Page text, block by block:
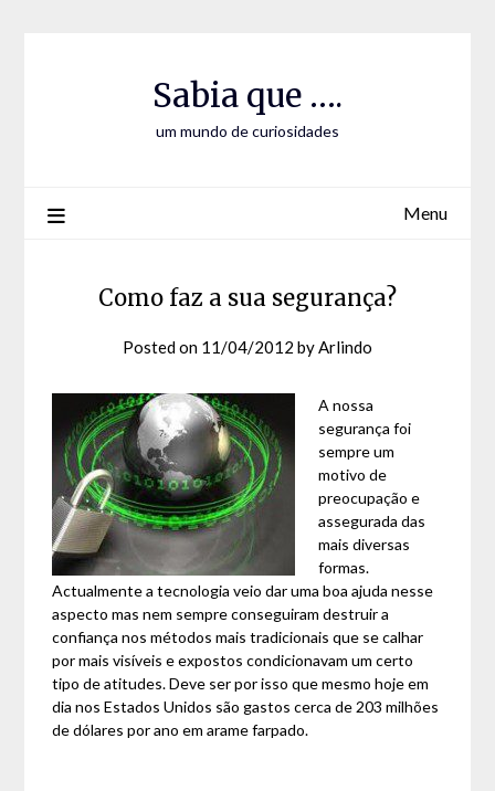
Sabia que ….
um mundo de curiosidades
Menu
Como faz a sua segurança?
Posted on 11/04/2012 byArlindo
A nossa
segurança foi
sempre um
motivo de
preocupação e
assegurada das
mais diversas
formas.
Actualmente a tecnologia veio dar uma boa ajuda nesse
aspecto mas nem sempre conseguiram destruir a
confiança nos métodos mais tradicionais que se calhar
por mais visíveis e expostos condicionavam um certo
tipo de atitudes. Deve ser por isso que mesmo hoje em
dia nos Estados Unidos são gastos cerca de 203 milhões
de dólares por ano em arame farpado.